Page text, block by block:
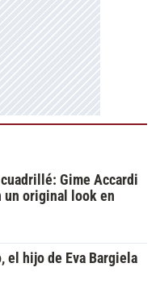
Gime Accardi
un original look en
el hijo de Eva Bargiela